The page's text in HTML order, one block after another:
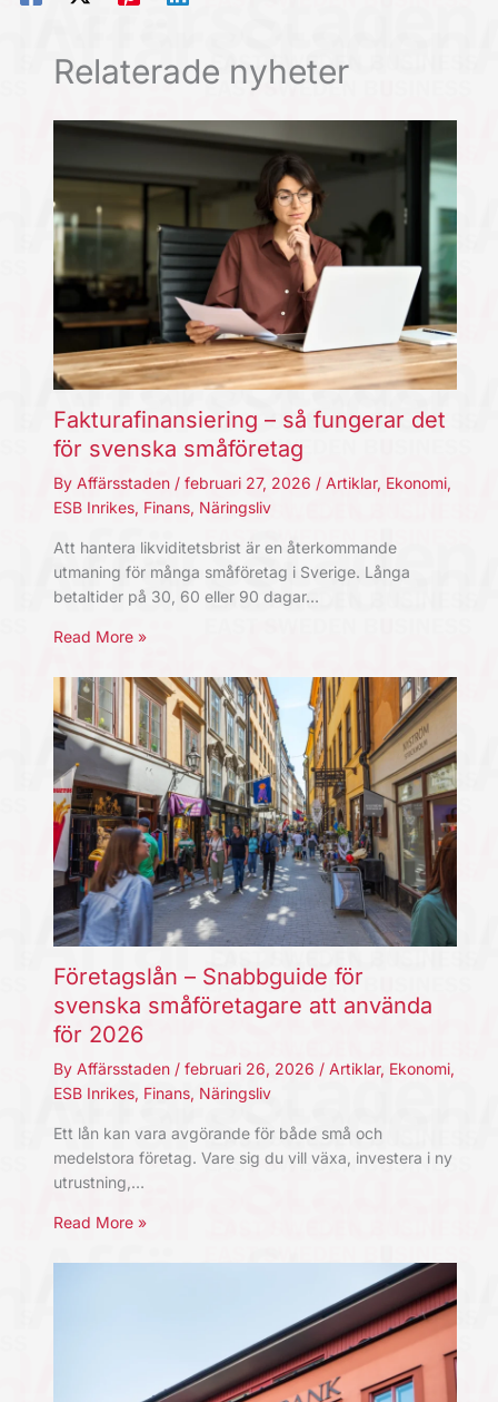
Relaterade nyheter
Fakturafinansiering – så fungerar det
för svenska småföretag
By Affärsstaden / februari 27, 2026 / Artiklar, Ekonomi,
ESB Inrikes, Finans, Näringsliv
Att hantera likviditetsbrist är en återkommande
utmaning för många småföretag i Sverige. Långa
betaltider på 30, 60 eller 90 dagar…
Read More »
Företagslån – Snabbguide för
svenska småföretagare att använda
för 2026
By Affärsstaden / februari 26, 2026 / Artiklar, Ekonomi,
ESB Inrikes, Finans, Näringsliv
Ett lån kan vara avgörande för både små och
medelstora företag. Vare sig du vill växa, investera i ny
utrustning,…
Read More »